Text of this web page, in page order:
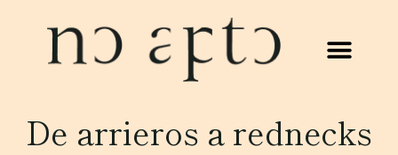
De arrieros a rednecks